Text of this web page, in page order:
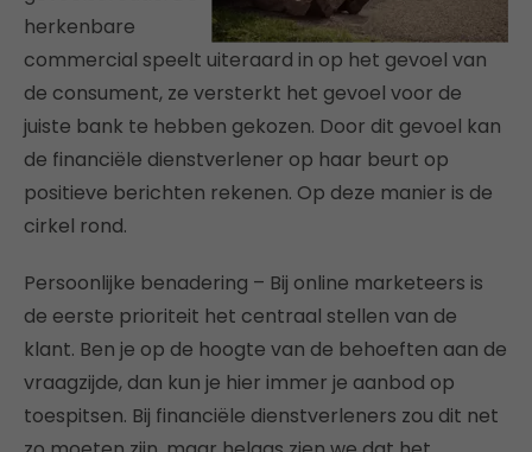
herkenbare
commercial speelt uiteraard in op het gevoel van
de consument, ze versterkt het gevoel voor de
juiste bank te hebben gekozen. Door dit gevoel kan
de financiële dienstverlener op haar beurt op
positieve berichten rekenen. Op deze manier is de
cirkel rond.
Persoonlijke benadering – Bij online marketeers is
de eerste prioriteit het centraal stellen van de
klant. Ben je op de hoogte van de behoeften aan de
vraagzijde, dan kun je hier immer je aanbod op
toespitsen. Bij financiële dienstverleners zou dit net